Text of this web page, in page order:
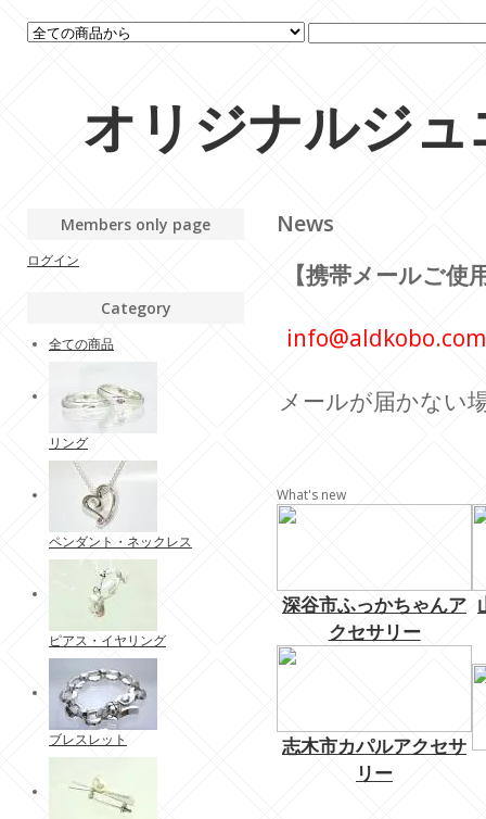
オリジナルジ
News
【携帯メールご
info@aldkobo.com
メールが届かない
What's new
深谷市ふっかちゃんア
クセサリー
志木市カパルアクセサ
リー
Members only page
ログイン
Category
全ての商品
リング
ペンダント・ネックレス
ピアス・イヤリング
ブレスレット